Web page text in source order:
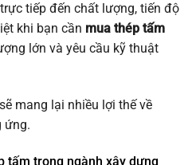
tiếp đến chất lượng, tiến độ
khi bạn cần mua thép tấm
lớn và yêu cầu kỹ thuật
sẽ mang lại nhiều lợi thế về
ứng.
tấm trong ngành xây dựng